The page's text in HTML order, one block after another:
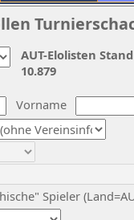
Vorname
Spieler
AUT-Elolisten
10.879